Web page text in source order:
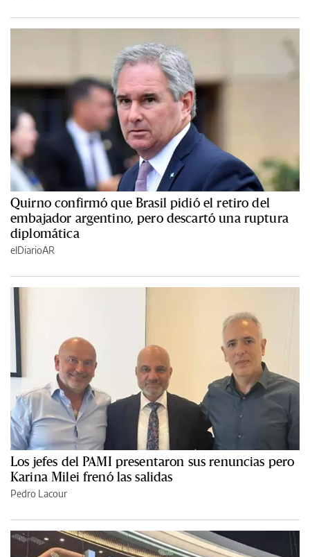
Quirno confirmó que Brasil pidió el retiro del
embajador argentino, pero descartó una ruptura
diplomática
elDiarioAR
Los jefes del PAMI presentaron sus renuncias pero
Karina Milei frenó las salidas
Pedro Lacour